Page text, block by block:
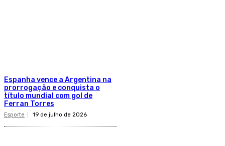
Espanha vence a Argentina na
prorrogação e conquista o
título mundial com gol de
Ferran Torres
Esporte 19 de julho de 2026